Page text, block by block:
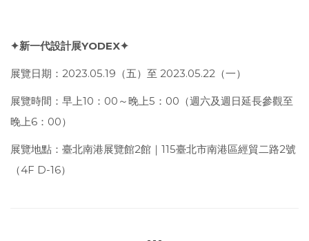
✦新一代設計展YODEX✦
展覽日期：2023.05.19（五）至 2023.05.22（一）
展覽時間：早上10：00～晚上5：00（週六及週日延長參觀至
晚上6：00）
展覽地點：臺北南港展覽館2館｜115臺北市南港區經貿二路2號
（4F D-16）